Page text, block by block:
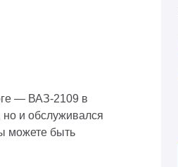
— ВАЗ-2109 в
но и обслуживался
можете быть